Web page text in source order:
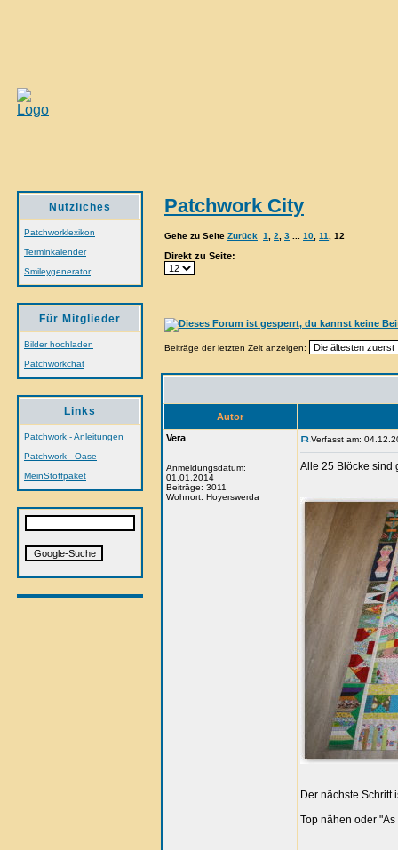
Nützliches
Patchworklexikon
Terminkalender
Smileygenerator
Für Mitglieder
Bilder hochladen
Patchworkchat
Links
Patchwork - Anleitungen
Patchwork - Oase
MeinStoffpaket
Patchwork City
Gehe zu Seite Zurück 1 2 3 10 11 12
Direkt zu Seite:
Beiträge der letzten Zeit anzeigen:
Autor
Vera
Anmeldungsdatum:
01.01.2014
Beiträge: 3011
Wohnort: Hoyerswerda
Verfasst am:
Alle 25 Blöcke sind
Der nächste Schritt
Top nähen oder "As